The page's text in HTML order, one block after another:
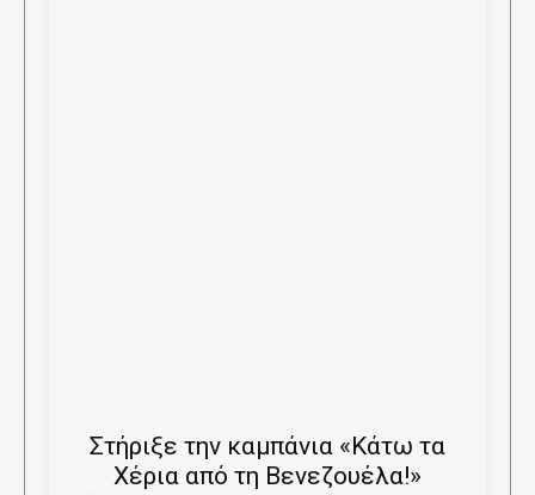
Στήριξε την καμπάνια «Κάτω τα
Χέρια από τη Βενεζουέλα!»